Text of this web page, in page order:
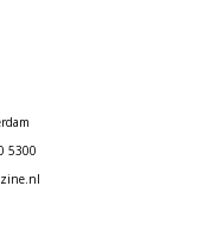
5300